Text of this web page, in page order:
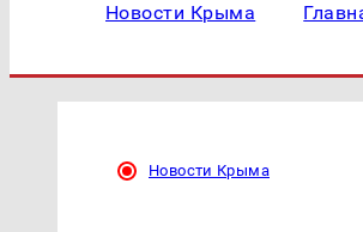
Новости Крыма
Новости Крыма